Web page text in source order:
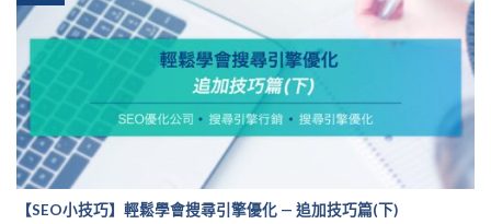
【SEO小技巧】輕鬆學會搜尋引擎優化 — 追加技巧篇(下)